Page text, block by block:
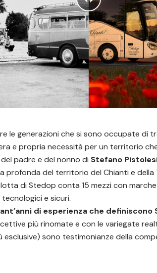
le generazioni che si sono occupate di
e propria necessità per un territorio
padre e del nonno di Stefano
profonda del territorio del Chianti e della
di Stedop conta 15 mezzi con
e sicuri.
di esperienza che
più rinomate e con le variegate
esclusive) sono testimonianze della